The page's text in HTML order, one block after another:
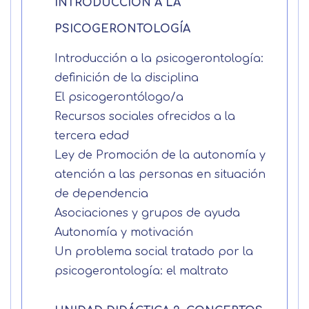
INTRODUCCIÓN A LA
PSICOGERONTOLOGÍA
Introducción a la psicogerontología:
definición de la disciplina
El psicogerontólogo/a
Recursos sociales ofrecidos a la
tercera edad
Ley de Promoción de la autonomía y
atención a las personas en situación
de dependencia
Asociaciones y grupos de ayuda
Autonomía y motivación
Un problema social tratado por la
psicogerontología: el maltrato
Solicitar
información
Nombre